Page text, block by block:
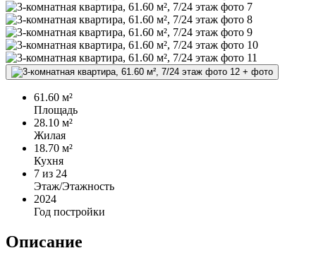
+ фото
61.60 м²
Площадь
28.10 м²
Жилая
18.70 м²
Кухня
7 из 24
Этаж/Этажность
2024
Год постройки
Описание